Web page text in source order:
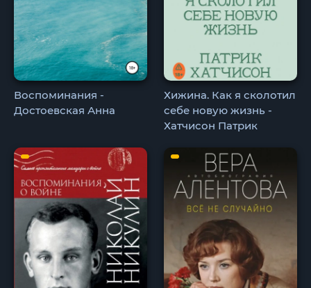
Воспоминания -
Достоевская Анна
Хижина. Как я сколотил
себе новую жизнь -
Хатчисон Патрик